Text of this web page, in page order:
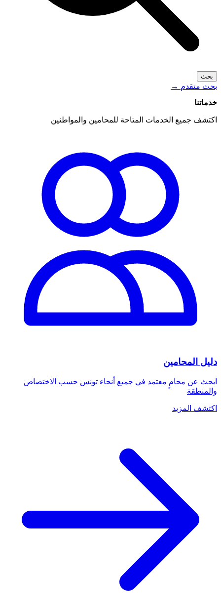
بحث
بحث متقدم →
خدماتنا
اكتشف جميع الخدمات المتاحة للمحامين والمواطنين
دليل المحامين
ابحث عن محامٍ معتمد في جميع أنحاء تونس حسب الاختصاص
والمنطقة
اكتشف المزيد